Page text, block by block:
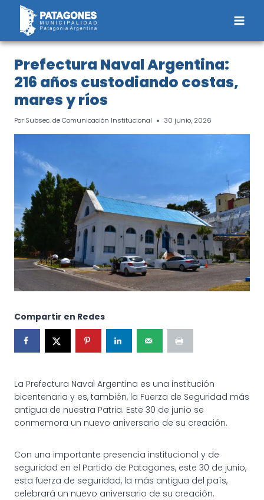
Saltar
contenido
Prefectura Naval Argentina:
216 años custodiando costas,
mares y ríos
Por Subsec. de Comunicación Institucional 30 junio, 2026
Compartir en Redes
La Prefectura Naval Argentina es una institución
bicentenaria y es, también, la Fuerza de Seguridad más
antigua de nuestra Patria. Este 30 de junio se
conmemora un nuevo aniversario de su creación.
Con una importante presencia institucional y de
seguridad en el Partido de Patagones, este 30 de junio,
esta fuerza de seguridad, la más antigua del país,
celebrará un nuevo aniversario de su creación.